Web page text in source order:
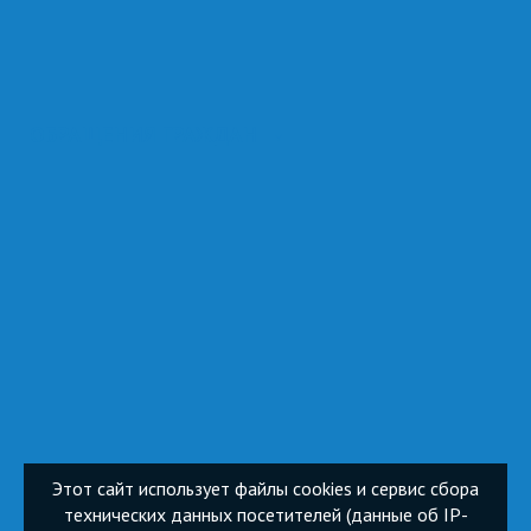
Этот сайт использует файлы cookies и сервис сбора
технических данных посетителей (данные об IP-